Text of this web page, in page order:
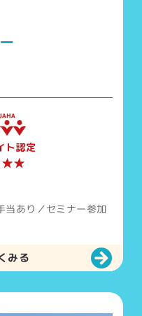
ト認定
当あり／セミナー参加
みる